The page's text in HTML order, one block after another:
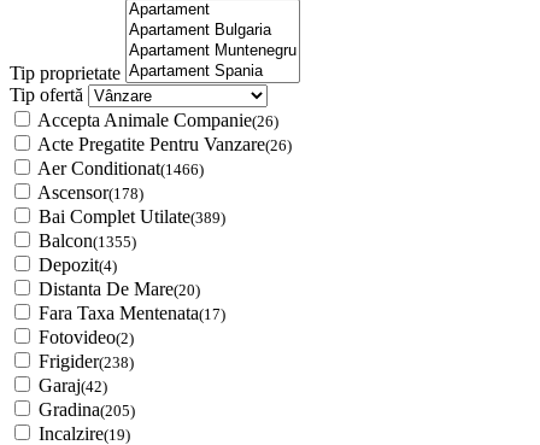
Tip proprietate
Tip ofertă
Accepta Animale Companie(26)
Acte Pregatite Pentru Vanzare(26)
Aer Conditionat(1466)
Ascensor(178)
Bai Complet Utilate(389)
Balcon(1355)
Depozit(4)
Distanta De Mare(20)
Fara Taxa Mentenata(17)
Fotovideo(2)
Frigider(238)
Garaj(42)
Gradina(205)
Incalzire(19)